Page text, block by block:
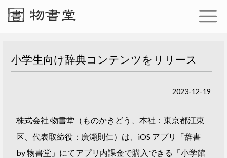
小学生向け辞典コンテンツをリリース
2023-12-19
株式会社 物書堂（ものかきどう、本社：東京都江東
区、代表取締役：廣瀬則仁）は、iOS アプリ「辞書
by 物書堂」にてアプリ内課金で購入できる「小学館